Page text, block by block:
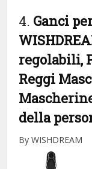
4. Ganci
regolabili,
Reggi
della
By WISHDREAM